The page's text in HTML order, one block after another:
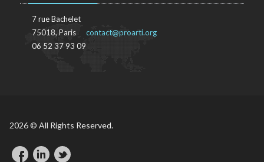
7 rue Bachelet
75018, Paris
06 52 37 93 09
contact@proarti.org
2026 © All Rights Reserved.